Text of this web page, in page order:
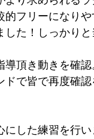
フリーになり
た！しっかり
頂き動きを確
で皆で再度確
した練習を行